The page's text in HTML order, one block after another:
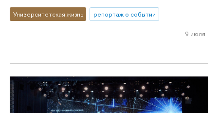
Университетская жизнь репортаж о событии
9 июля